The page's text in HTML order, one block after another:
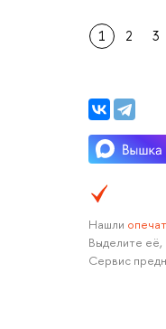
1 2 3
Нашли
Выделите её,
Сервис